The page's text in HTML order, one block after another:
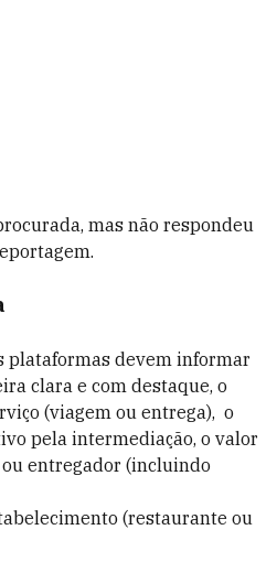
mas não respondeu
plataformas devem informar
clara e com destaque, o
(viagem ou entrega), o
pela intermediação, o valor
entregador (incluindo
(restaurante ou